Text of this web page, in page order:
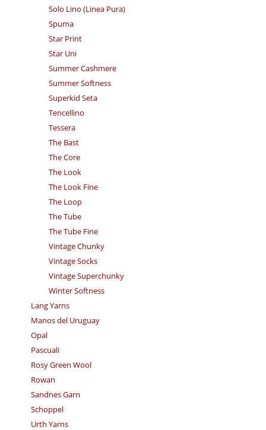
Solo Lino (Linea Pura)
Spuma
Star Print
Star Uni
Summer Cashmere
Summer Softness
Superkid Seta
Tencellino
Tessera
The Bast
The Core
The Look
The Look Fine
The Loop
The Tube
The Tube Fine
Vintage Chunky
Vintage Socks
Vintage Superchunky
Winter Softness
Lang Yarns
Manos del Uruguay
Opal
Pascuali
Rosy Green Wool
Rowan
Sandnes Garn
Schoppel
Urth Yarns